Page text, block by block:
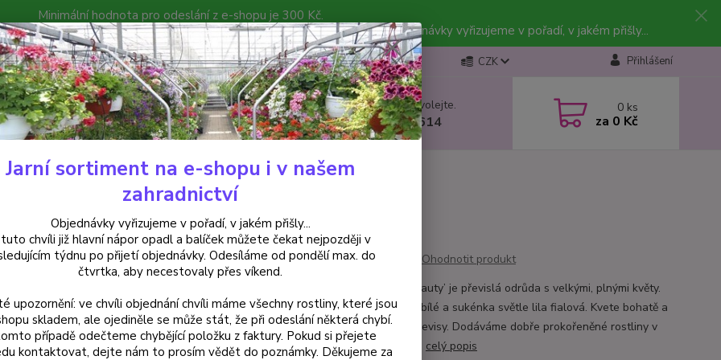
Minimální hodnota pro odeslání z e-shopu je 300 Kč.
můžete čekat nejpozději v následujícím týdnu po přijetí objednávky. Objednávky vyřizujeme v pořadí, v jakém přišly...
Poradna Kontakty CZK Přihlášení
Hledat Nevíte si rady? Zavolejte.
+420 602 223 614
0 ks
za 0 Kč
Fuchsie Holly´s Beauty Fuchsie 289
Beauty Fuchsie 289
Ohodnotit produkt
Fuchsie ‘Holly’s Beauty’ je převislá odrůda s velkými, plnými květy.
Okvětní lístky jsou bílé a sukénka světle lila fialová. Kvete bohatě a
vytváří působivé převisy. Dodáváme dobře prokořeněné rostliny v
květináčích Ø 9 cm. celý popis
Jarní sortiment na e-shopu i v našem
zahradnictví
Objednávky vyřizujeme v pořadí, v jakém přišly...
chvíli již hlavní nápor opadl a balíček můžete čekat nejpozději v
týdnu po přijetí objednávky. Odesíláme od pondělí max. do
čtvrtka, aby necestovaly přes víkend.
upozornění: ve chvíli objednání chvíli máme všechny rostliny, které jsou
skladem, ale ojediněle se může stát, že při odeslání některá chybí.
případě odečteme chybějící položku z faktury. Pokud si přejete
kontaktovat, dejte nám to prosím vědět do poznámky. Děkujeme za